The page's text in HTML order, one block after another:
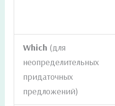
Which (для
неопределительных
придаточных
предложений)